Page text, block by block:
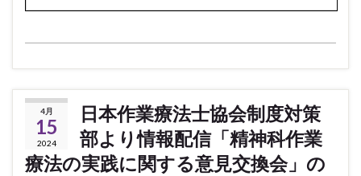
4月
15
2024
日本作業療法士協会制度対策
部より情報配信「精神科作業
療法の実践に関する意見交換会」の